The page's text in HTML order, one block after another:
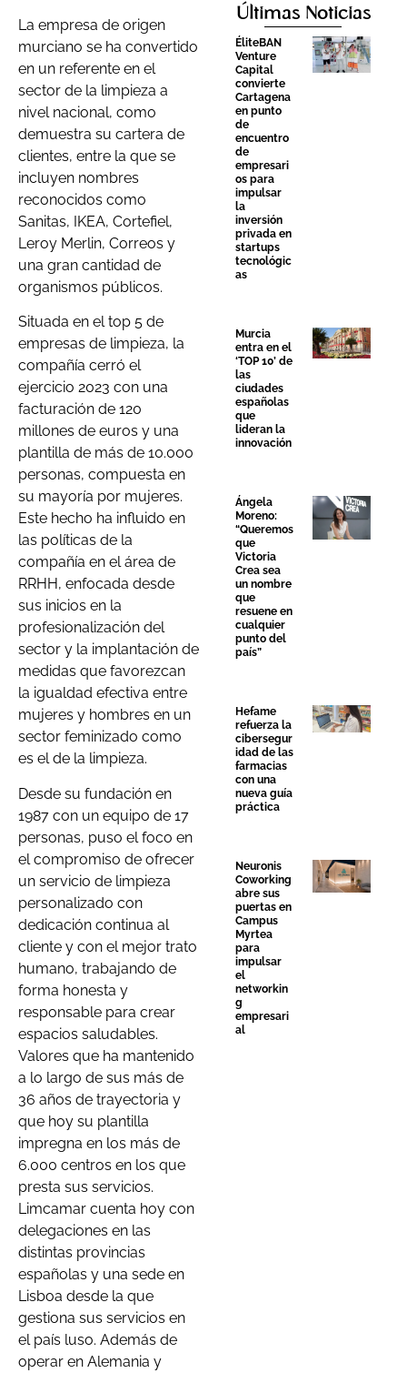
La empresa de origen
murciano se ha convertido
en un referente en el
sector de la limpieza a
nivel nacional, como
demuestra su cartera de
clientes, entre la que se
incluyen nombres
reconocidos como
Sanitas, IKEA, Cortefiel,
Leroy Merlin, Correos y
una gran cantidad de
organismos públicos.
Situada en el top 5 de
empresas de limpieza, la
compañía cerró el
ejercicio 2023 con una
facturación de 120
millones de euros y una
plantilla de más de 10.000
personas, compuesta en
su mayoría por mujeres.
Este hecho ha influido en
las políticas de la
compañía en el área de
RRHH, enfocada desde
sus inicios en la
profesionalización del
sector y la implantación de
medidas que favorezcan
la igualdad efectiva entre
mujeres y hombres en un
sector feminizado como
es el de la limpieza.
Desde su fundación en
1987 con un equipo de 17
personas, puso el foco en
el compromiso de ofrecer
un servicio de limpieza
personalizado con
dedicación continua al
cliente y con el mejor trato
humano, trabajando de
forma honesta y
responsable para crear
espacios saludables.
Valores que ha mantenido
a lo largo de sus más de
36 años de trayectoria y
que hoy su plantilla
impregna en los más de
6.000 centros en los que
presta sus servicios.
Limcamar cuenta hoy con
delegaciones en las
distintas provincias
españolas y una sede en
Lisboa desde la que
gestiona sus servicios en
el país luso. Además de
operar en Alemania y
Últimas Noticias
ÉliteBAN
Venture
Capital
convierte
Cartagena
en punto
de
encuentro
de
empresari
os para
impulsar
la
inversión
privada en
startups
tecnológic
as
Murcia
entra en el
‘TOP 10’ de
las
ciudades
españolas
que
lideran la
innovación
Ángela
Moreno:
“Queremos
que
Victoria
Crea sea
un nombre
que
resuene en
cualquier
punto del
país”
Hefame
refuerza la
cibersegur
idad de las
farmacias
con una
nueva guía
práctica
Neuronis
Coworking
abre sus
puertas en
Campus
Myrtea
para
impulsar
el
networkin
g
empresari
al